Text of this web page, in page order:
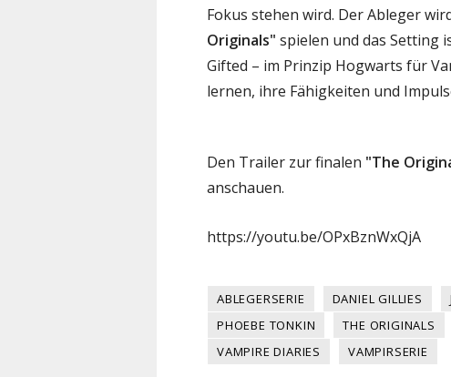
Fokus stehen wird. Der Ableger
Originals" spielen und das Setting
Gifted – im Prinzip Hogwarts für
lernen, ihre Fähigkeiten und
Den Trailer zur finalen "The
anschauen.
https://youtu.be/OPxBznWxQjA
ABLEGERSERIE DANIEL GILLIES
PHOEBE TONKIN
THE ORIGINALS
VAMPIRE DIARIES
VAMPIRSERIE